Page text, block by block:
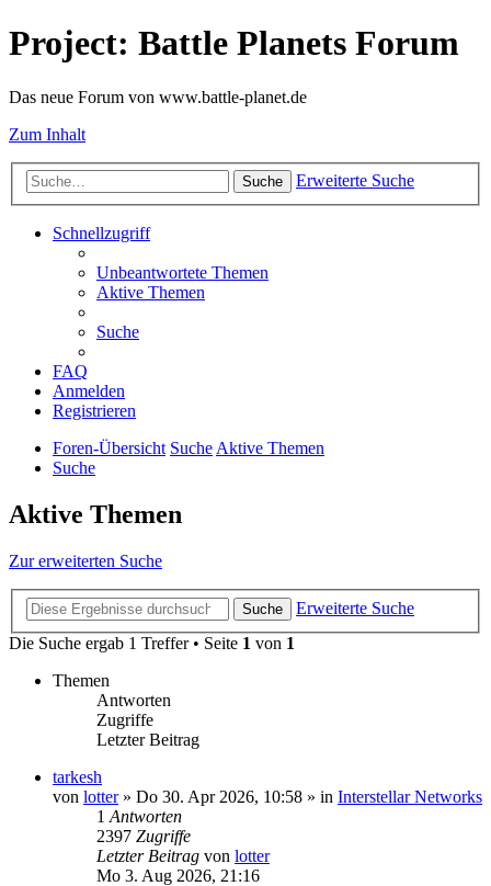
Project: Battle Planets Forum
Das neue Forum von www.battle-planet.de
Zum Inhalt
Suche Erweiterte Suche
Schnellzugriff
Unbeantwortete Themen
Aktive Themen
Suche
FAQ
Anmelden
Registrieren
Foren-Übersicht SucheAktive Themen
Suche
Aktive Themen
Zur erweiterten Suche
Suche
Erweiterte Suche
Die Suche ergab 1 Treffer • Seite 1 von 1
Themen
Antworten
Zugriffe
Letzter Beitrag
tarkesh
von lotter» Do 30. Apr 2026, 10:58 » in Interstellar Networks
1 Antworten
2397 Zugriffe
Letzter Beitrag von lotter
Mo 3. Aug 2026, 21:16